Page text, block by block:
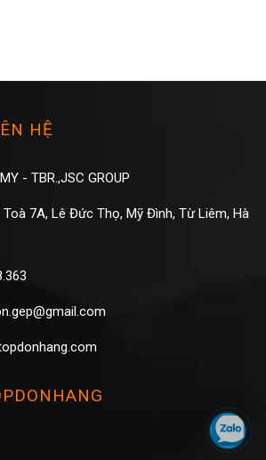
HỆ
- TBR.,JSC GROUP
7A, Lê Đức Thọ, Mỹ Đình, Từ Liêm, Hà